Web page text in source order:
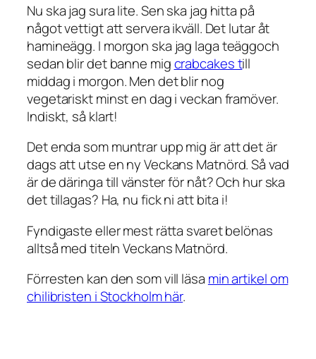
Nu ska jag sura lite. Sen ska jag hitta på
något vettigt att servera ikväll. Det lutar åt
hamineägg. I morgon ska jag laga teäggoch
sedan blir det banne migcrabcakes till
middag i morgon. Men det blir nog
vegetariskt minst en dag i veckan framöver.
Indiskt, så klart!
Det enda som muntrar upp mig är att det är
dags att utse en ny Veckans Matnörd. Så vad
är de däringa till vänster för nåt? Och hur ska
det tillagas? Ha, nu fick ni att bita i!
Fyndigaste eller mest rätta svaret belönas
alltså med titeln Veckans Matnörd.
Förresten kan den som vill läsa min artikel om
chilibristen i Stockholm här.